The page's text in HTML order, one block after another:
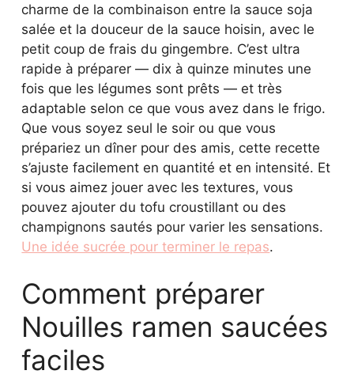
charme de la combinaison entre la sauce soja
salée et la douceur de la sauce hoisin, avec le
petit coup de frais du gingembre. C’est ultra
rapide à préparer — dix à quinze minutes une
fois que les légumes sont prêts — et très
adaptable selon ce que vous avez dans le frigo.
Que vous soyez seul le soir ou que vous
prépariez un dîner pour des amis, cette recette
s’ajuste facilement en quantité et en intensité. Et
si vous aimez jouer avec les textures, vous
pouvez ajouter du tofu croustillant ou des
champignons sautés pour varier les sensations.
Une idée sucrée pour terminer le repas.
Comment préparer
Nouilles ramen saucées
faciles